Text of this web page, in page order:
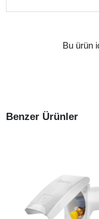
Bu ürün
Benzer Ürünler